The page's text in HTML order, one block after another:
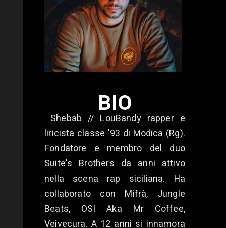
BIO
Shebab // LouBandy rapper e
liricista classe '93 di Modica (Rg).
Fondatore e membro del duo
Suite's Brothers da anni attivo
nella scena rap siciliana. Ha
collaborato con Mifrà, Jungle
Beats, OSI Aka Mr Coffee,
Veivecura. A 12 anni si innamora